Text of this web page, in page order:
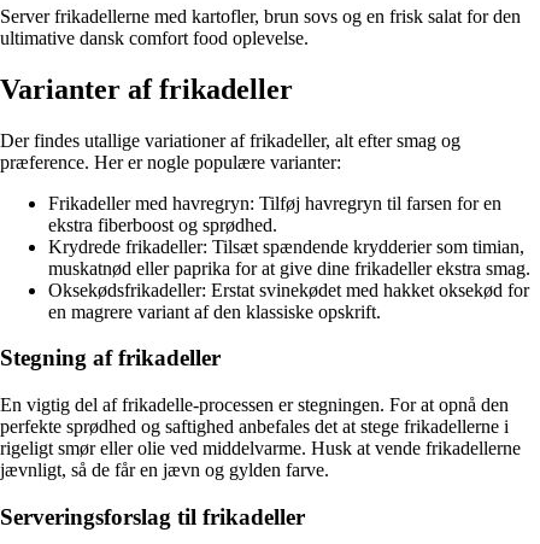
Server frikadellerne med kartofler, brun sovs og en frisk salat for den
ultimative dansk comfort food oplevelse.
Varianter af frikadeller
Der findes utallige variationer af frikadeller, alt efter smag og
præference. Her er nogle populære varianter:
Frikadeller med havregryn: Tilføj havregryn til farsen for en
ekstra fiberboost og sprødhed.
Krydrede frikadeller: Tilsæt spændende krydderier som timian,
muskatnød eller paprika for at give dine frikadeller ekstra smag.
Oksekødsfrikadeller: Erstat svinekødet med hakket oksekød for
en magrere variant af den klassiske opskrift.
Stegning af frikadeller
En vigtig del af frikadelle-processen er stegningen. For at opnå den
perfekte sprødhed og saftighed anbefales det at stege frikadellerne i
rigeligt smør eller olie ved middelvarme. Husk at vende frikadellerne
jævnligt, så de får en jævn og gylden farve.
Serveringsforslag til frikadeller